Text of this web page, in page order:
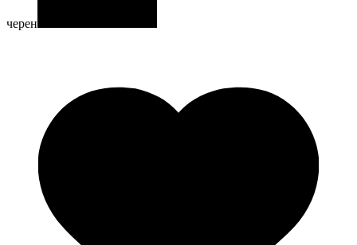
черен